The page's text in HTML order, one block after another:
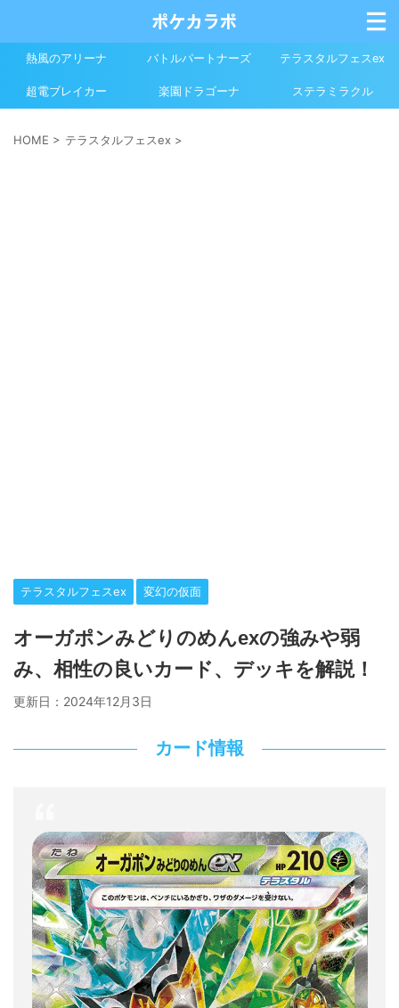
熱風のアリーナ バトルパートナーズ テラスタルフェスex
超電ブレイカー 楽園ドラゴーナ ステラミラクル
HOME > テラスタルフェスex >
テラスタルフェスex 変幻の仮面
オーガポンみどりのめんexの強みや弱
み、相性の良いカード、デッキを解説！
更新日： 2024年12月3日
カード情報